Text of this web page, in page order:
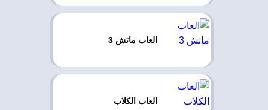
العاب ماتش 3
العاب الكلاب